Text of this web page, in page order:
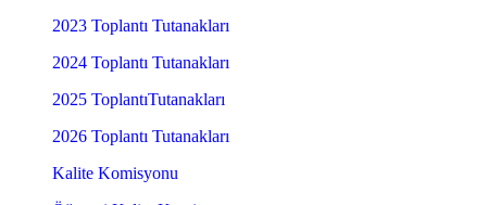
2023 Toplantı Tutanakları
2024 Toplantı Tutanakları
2025 ToplantıTutanakları
2026 Toplantı Tutanakları
Kalite Komisyonu